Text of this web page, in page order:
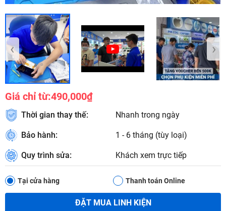
‹ ›
Giá chỉ từ:490,000₫
Thời gian thay thế: Nhanh trong ngày
Bảo hành: 1 - 6 tháng (tùy loại)
Quy trình sửa: Khách xem trực tiếp
Tại cửa hàng Thanh toán Online
ĐẶT MUA LINH KIỆN